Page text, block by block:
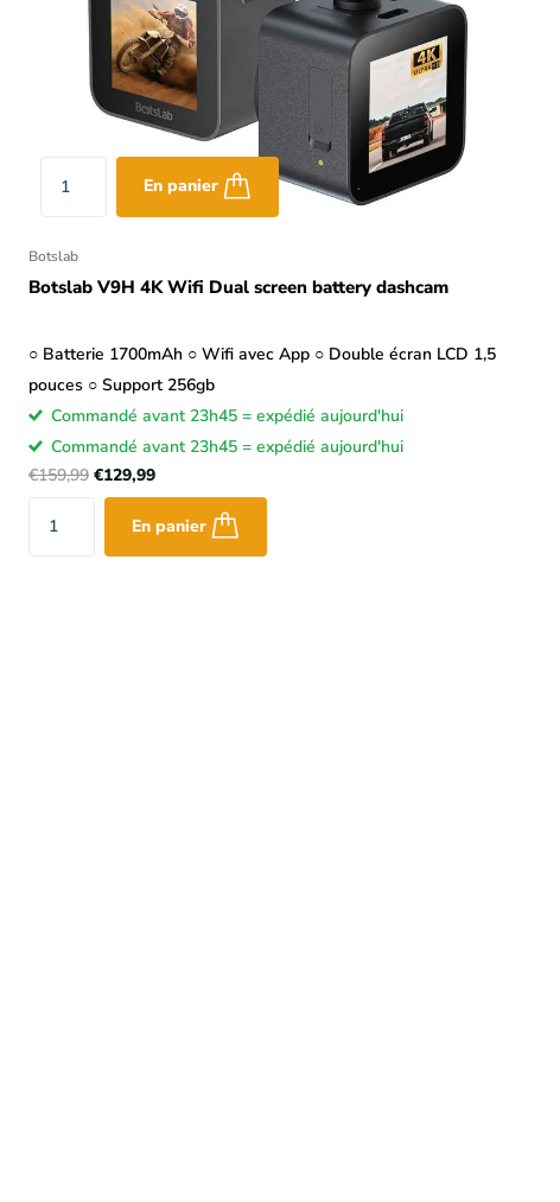
En panier
Botslab
Botslab V9H 4K Wifi Dual screen battery dashcam
○ Batterie 1700mAh ○ Wifi avec App ○ Double écran LCD 1,5
pouces ○ Support 256gb
Commandé avant 23h45 = expédié aujourd'hui
Commandé avant 23h45 = expédié aujourd'hui
€159,99 €129,99
En panier